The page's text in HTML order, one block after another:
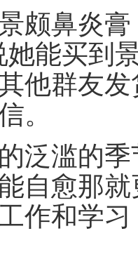
颇鼻炎
能买到
他群友
。
泛滥的
自愈那
作和学